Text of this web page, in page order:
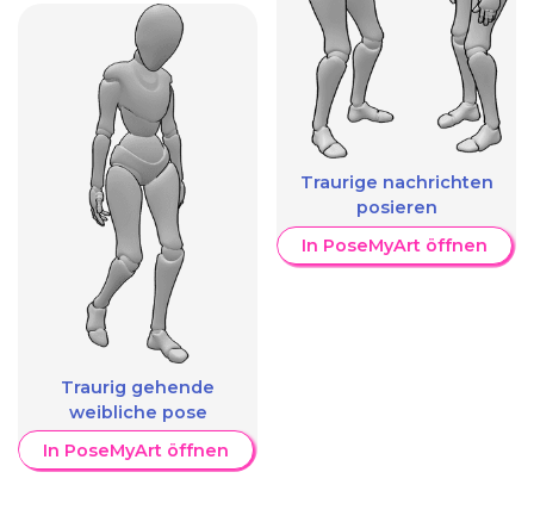
Traurig gehende
weibliche pose
In PoseMyArt öffnen
Traurige nachrichten
posieren
In PoseMyArt öffnen